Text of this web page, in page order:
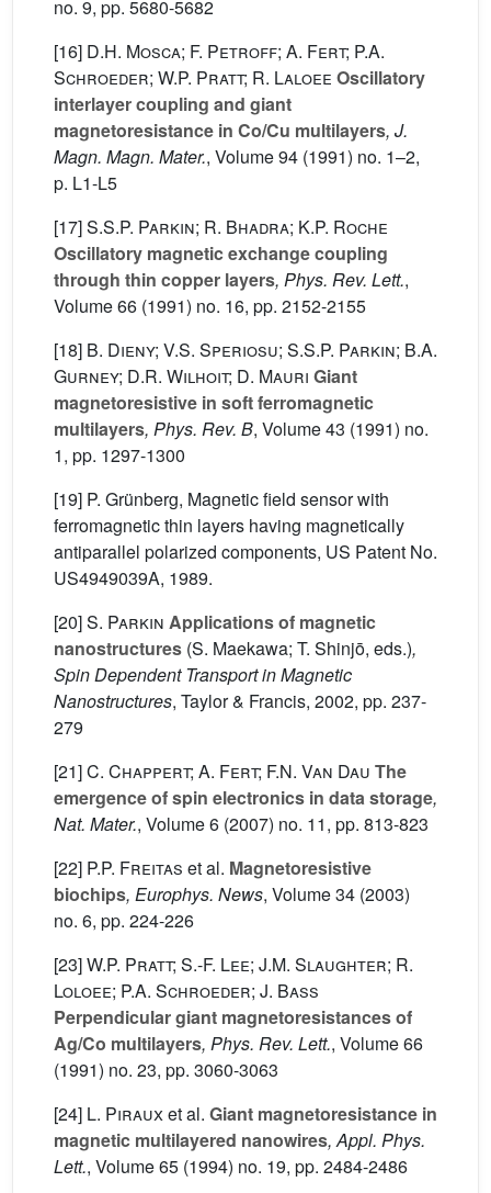
no. 9, pp. 5680-5682
[16] D.H. Mosca; F. Petroff; A. Fert; P.A.
Schroeder; W.P. Pratt; R. Laloee Oscillatory
interlayer coupling and giant
magnetoresistance in Co/Cu multilayers, J.
Magn. Magn. Mater., Volume 94 (1991) no. 1–2,
p. L1-L5
[17]S.S.P. Parkin; R. Bhadra; K.P. Roche
Oscillatory magnetic exchange coupling
through thin copper layers, Phys. Rev. Lett.,
Volume 66 (1991) no. 16, pp. 2152-2155
[18] B. Dieny; V.S. Speriosu; S.S.P. Parkin; B.A.
Gurney; D.R. Wilhoit; D. Mauri Giant
magnetoresistive in soft ferromagnetic
multilayers, Phys. Rev. B, Volume 43 (1991) no.
1, pp. 1297-1300
[19] P. Grünberg, Magnetic field sensor with
ferromagnetic thin layers having magnetically
antiparallel polarized components, US Patent No.
US4949039A, 1989.
[20]S. Parkin Applications of magnetic
nanostructures (S. Maekawa; T. Shinjō, eds.),
Spin Dependent Transport in Magnetic
Nanostructures, Taylor & Francis, 2002, pp. 237-
279
[21]C. Chappert; A. Fert; F.N. Van Dau The
emergence of spin electronics in data storage,
Nat. Mater., Volume 6 (2007) no. 11, pp. 813-823
[22] P.P. Freitas et al. Magnetoresistive
biochips, Europhys. News, Volume 34 (2003)
no. 6, pp. 224-226
[23]W.P. Pratt; S.-F. Lee; J.M. Slaughter; R.
Loloee; P.A. Schroeder; J. Bass
Perpendicular giant magnetoresistances of
Ag/Co multilayers, Phys. Rev. Lett., Volume 66
(1991) no. 23, pp. 3060-3063
[24] L. Pirauxet al. Giant magnetoresistance in
magnetic multilayered nanowires, Appl. Phys.
Lett., Volume 65 (1994) no. 19, pp. 2484-2486